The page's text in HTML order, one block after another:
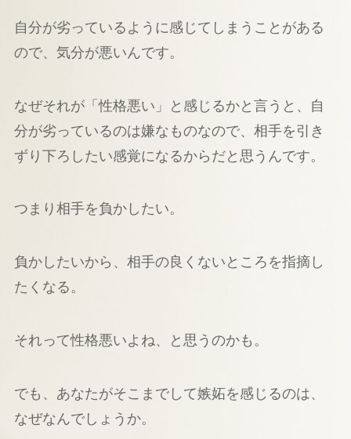
自分が劣っているように感じてしまうことがある
ので、気分が悪いんです。
なぜそれが「性格悪い」と感じるかと言うと、自
分が劣っているのは嫌なものなので、相手を引き
ずり下ろしたい感覚になるからだと思うんです。
つまり相手を負かしたい。
負かしたいから、相手の良くないところを指摘し
たくなる。
それって性格悪いよね、と思うのかも。
でも、あなたがそこまでして嫉妬を感じるのは、
なぜなんでしょうか。